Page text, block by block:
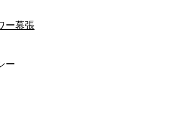
ー幕張
ー